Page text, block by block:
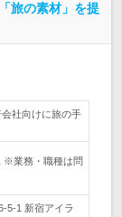
旅の素材」を提
社向けに旅の手
※業務・職種は問
5-1 新宿アイラ